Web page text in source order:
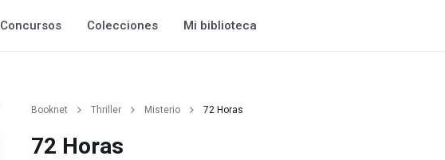
Concursos Colecciones Mi biblioteca
Booknet Thriller Misterio 72 Horas
72 Horas